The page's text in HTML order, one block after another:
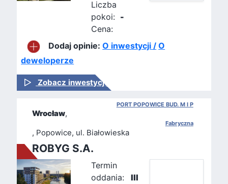
Liczba
pokoi: -
Cena:
Dodaj opinie:O inwestycji / O
deweloperze
Zobacz inwestycję
PORT POPOWICE BUD. M I P
Wrocław,
Fabryczna
, Popowice, ul. Białowieska
ROBYG S.A.
Termin
oddania:
III